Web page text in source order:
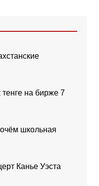
на бирже 7
школьная
Канье Уэста